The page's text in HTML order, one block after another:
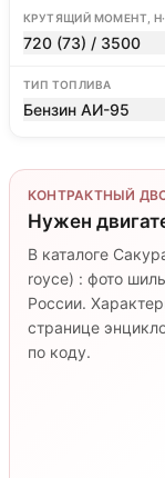
КРУТЯЩИЙ МОМЕНТ,
720 (73) / 3500
ТИП ТОПЛИВА
Бензин АИ-95
КОНТРАКТНЫЙ
Нужен
В каталоге
royce) : фото
России.
странице
по коду.